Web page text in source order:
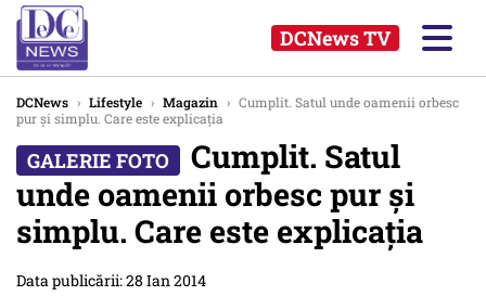
DCNews TV
DCNews › Lifestyle › Magazin › Cumplit. Satul unde oamenii orbesc
pur și simplu. Care este explicația
Cumplit. Satul
unde oamenii orbesc pur și
simplu. Care este explicația
Data publicării: 28 Ian 2014